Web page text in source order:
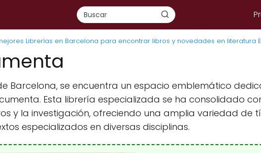
Librerías en Barcelona para encontrar libros y novedades en literatura
Barcelona, se encuentra un espacio emblemático
Esta librería especializada se ha consolidado
y la investigación, ofreciendo una amplia variedad
especializados en diversas disciplinas.